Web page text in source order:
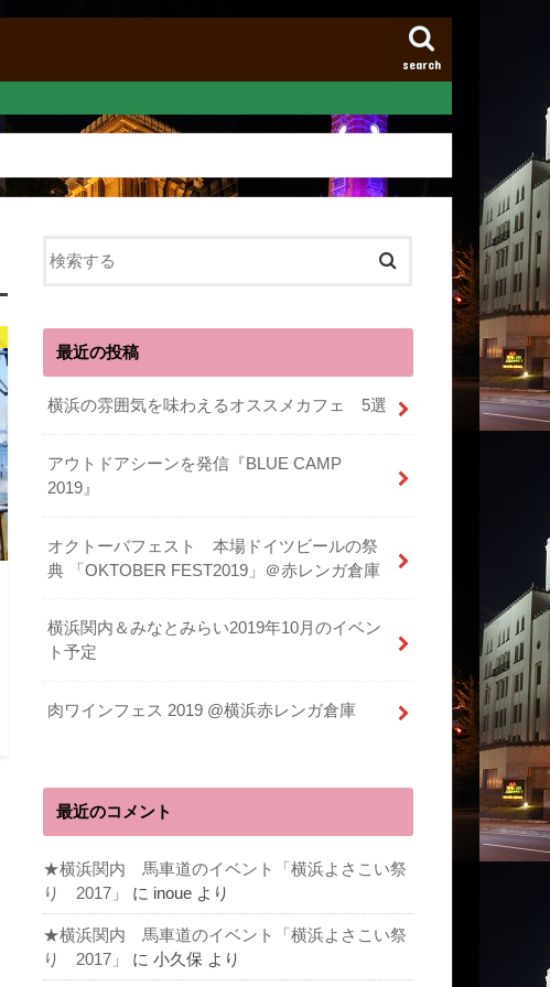
search
最近の投稿
横浜の雰囲気を味わえるオススメカフェ 5選
アウトドアシーンを発信『BLUE CAMP
2019』
オクトーバフェスト 本場ドイツビールの祭
典 「OKTOBER FEST2019」＠赤レンガ倉庫
横浜関内＆みなとみらい2019年10月のイベン
ト予定
肉ワインフェス 2019 @横浜赤レンガ倉庫
最近のコメント
★横浜関内 馬車道のイベント「横浜よさこい祭
り 2017」
に inoue より
★横浜関内 馬車道のイベント「横浜よさこい祭
り 2017」
に 小久保 より